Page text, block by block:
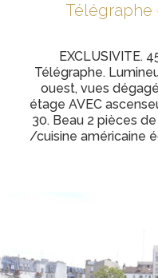
Télégraphe
EXCLUSIVITE.
Télégraphe.
ouest, vues
étage AVEC
30. Beau 2 pièces
/cuisine américaine